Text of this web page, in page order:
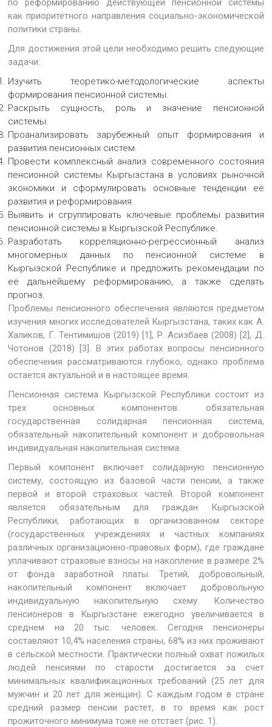
по реформированию действующей пенсионной системы
как приоритетного направления социально-экономической
политики страны.
Для достижения этой цели необходимо решить следующие
задачи:
Изучить теоретико-методологические аспекты
формирования пенсионной системы.
Раскрыть сущность, роль и значение пенсионной
системы.
Проанализировать зарубежный опыт формирования и
развития пенсионных систем.
Провести комплексный анализ современного состояния
пенсионной системы Кыргызстана в условиях рыночной
экономики и сформулировать основные тенденции её
развития и реформирования.
Выявить и сгруппировать ключевые проблемы развития
пенсионной системы в Кыргызской Республике.
Разработать корреляционно-регрессионный анализ
многомерных данных по пенсионной системе в
Кыргызской Республике и предложить рекомендации по
её дальнейшему реформированию, а также сделать
прогноз.
Проблемы пенсионного обеспечения являются предметом
изучения многих исследователей Кыргызстана, таких как А.
Халиков, Г. Тентимишов (2019) [1], Р. Асизбаев (2008) [2], Д.
Чотонов (2018) [3]. В этих работах вопросы пенсионного
обеспечения рассматриваются глубоко, однако проблема
остается актуальной и в настоящее время.
Пенсионная система Кыргызской Республики состоит из
трех основных компонентов: обязательная
государственная солидарная пенсионная система,
обязательный накопительный компонент и добровольная
индивидуальная накопительная система.
Первый компонент включает солидарную пенсионную
систему, состоящую из базовой части пенсии, а также
первой и второй страховых частей. Второй компонент
является обязательным для граждан Кыргызской
Республики, работающих в организованном секторе
(государственных учреждениях и частных компаниях
различных организационно-правовых форм), где граждане
уплачивают страховые взносы на накопление в размере 2%
от фонда заработной платы. Третий, добровольный,
накопительный компонент включает добровольную
индивидуальную накопительную схему. Количество
пенсионеров в Кыргызстане ежегодно увеличивается в
среднем на 20 тыс. человек. Сегодня пенсионеры
составляют 10,4% населения страны, 68% из них проживают
в сельской местности. Практически полный охват пожилых
людей пенсиями по старости достигается за счет
минимальных квалификационных требований (25 лет для
мужчин и 20 лет для женщин). С каждым годом в стране
средний размер пенсии растет, в то время как рост
прожиточного минимума тоже не отстает (рис. 1).